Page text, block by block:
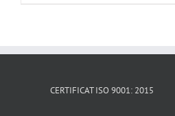
CERTIFICAT ISO 9001: 2015